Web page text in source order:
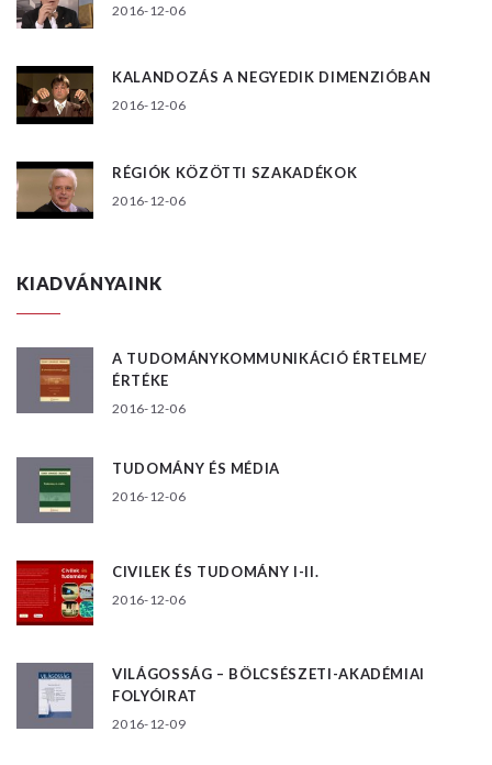
2016-12-06
KALANDOZÁS A NEGYEDIK DIMENZIÓBAN
2016-12-06
RÉGIÓK KÖZÖTTI SZAKADÉKOK
2016-12-06
KIADVÁNYAINK
A TUDOMÁNYKOMMUNIKÁCIÓ ÉRTELME/
ÉRTÉKE
2016-12-06
TUDOMÁNY ÉS MÉDIA
2016-12-06
CIVILEK ÉS TUDOMÁNY I-II.
2016-12-06
VILÁGOSSÁG – BÖLCSÉSZETI-AKADÉMIAI
FOLYÓIRAT
2016-12-09